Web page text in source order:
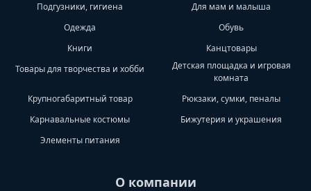
Подгузники, гигиена
Для мам и малыша
Одежда
Обувь
Книги
Канцтовары
Товары для творчества и хобби
Детская площадка и игровая
комната
Крупногабаритный товар
Рюкзаки, сумки, пеналы
Карнавальные костюмы
Бижутерия и украшения
Элементы питания
О компании